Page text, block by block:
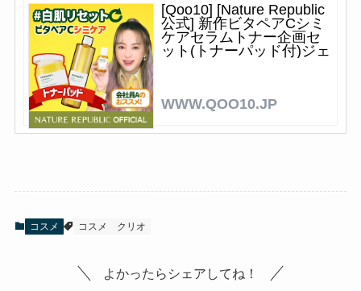
[Qoo10] [Nature Republic
公式] 新作ビタペアCシミ
ケアセラムトナー企画セ
ット(トナーパッド付)ジェ
WWW.QOO10.JP
コスメ コスメ クリオ
よかったらシェアしてね！